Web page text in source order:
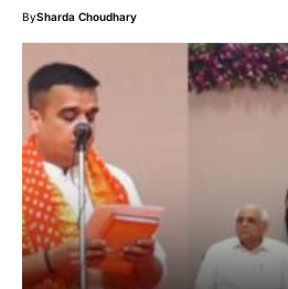
BySharda Choudhary